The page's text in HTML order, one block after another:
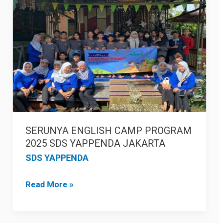
SERUNYA ENGLISH CAMP PROGRAM
2025 SDS YAPPENDA JAKARTA
SDS YAPPENDA
ENGLISH
CAMP
PROGRAM
2025
SDS
YAPPENDA
JAKARTA
Read More »